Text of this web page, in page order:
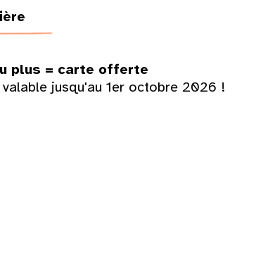
plus = carte offerte
jusqu'au 1er octobre 2026 !